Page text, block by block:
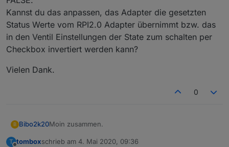
Kannst du das anpassen, das Adapter die gesetzten
Status Werte vom RPI2.0 Adapter übernimmt bzw. das
in den Ventil Einstellungen der State zum schalten per
Checkbox invertiert werden kann?
Vielen Dank.
0
B Bibo2k20Moin zusammen.
@tombox Respekt. Tolle arbeit!
T tomboxschrieb am 4. Mai 2020, 09:36